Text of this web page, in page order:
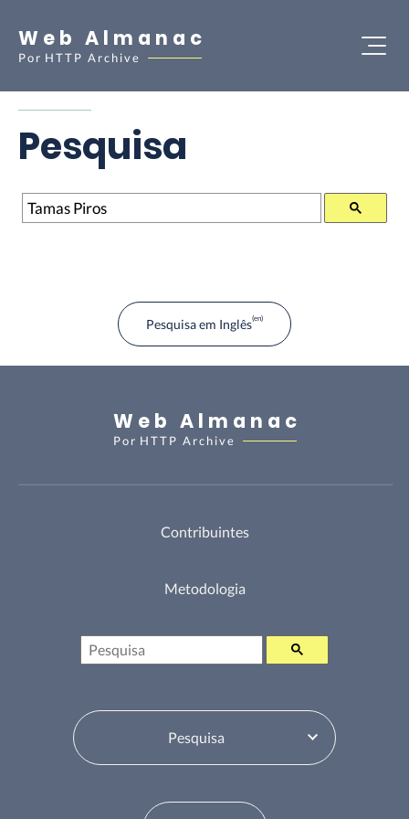
Web Almanac
Por HTTP Archive
Pesquisa
Pesquisa
Pesquisa em Inglês
Web Almanac
Por HTTP Archive
Contribuintes
Metodologia
Pesquisa
Selecione o Tabela de Conteúdos